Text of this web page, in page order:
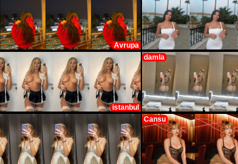
Avrupa
istanbul
damla
Cansu